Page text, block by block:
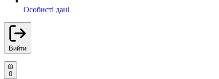
Особисті дані
Вийти
0